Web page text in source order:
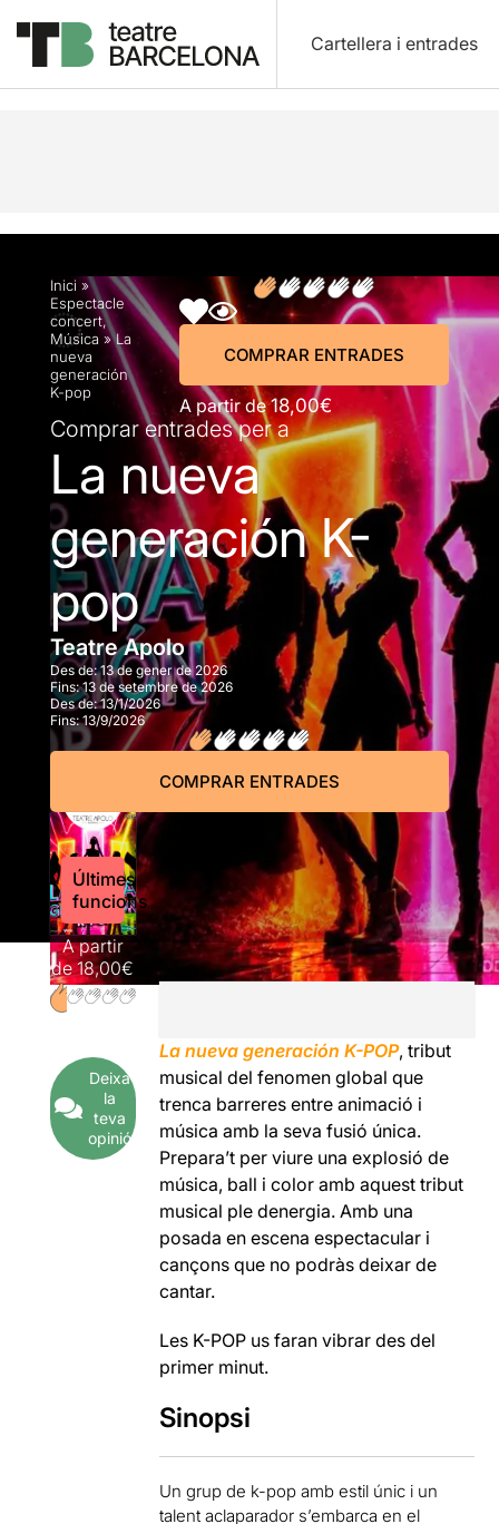
Cartellera i entrades
Descripció Horaris Fitxa artística Info
Inici »
Espectacle
concert,
Música »La
nueva
generación
K-pop
A partir de18,00€
COMPRAR ENTRADES
Comprar entrades per a
La nueva
generación K-
pop
Teatre Apolo
Des de:13 de gener de 2026
Fins:13 de setembre de 2026
Des de:13/1/2026
Fins:13/9/2026
COMPRAR ENTRADES
Últimes
funcions
A partir
de18,00€
Deixa
la
teva
opinió
La nueva generación K-POP, tribut
musical del fenomen global que
trenca barreres entre animació i
música amb la seva fusió única.
Prepara’t per viure una explosió de
música, ball i color amb aquest tribut
musical ple denergia. Amb una
posada en escena espectacular i
cançons que no podràs deixar de
cantar.
Les K-POP us faran vibrar des del
primer minut.
Sinopsi
Un grup de k-pop amb estil únic i un
talent aclaparador s’embarca en el